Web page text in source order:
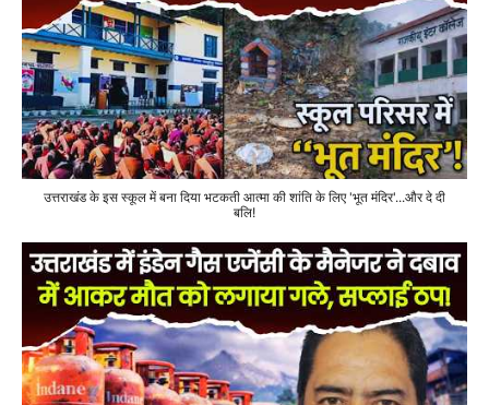
उत्तराखंड के इस स्कूल में बना दिया भटकती आत्मा की शांति के लिए 'भूत मंदिर'...और दे दी
बलि!